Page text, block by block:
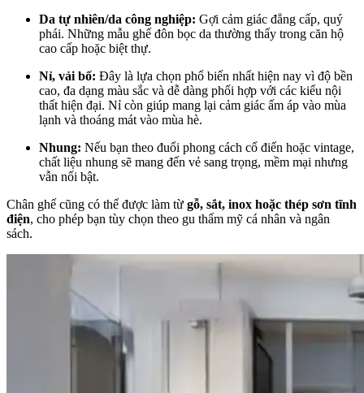
Da tự nhiên/da công nghiệp: Gợi cảm giác đẳng cấp, quý
phái. Những mẫu ghế đôn bọc da thường thấy trong căn hộ
cao cấp hoặc biệt thự.
Nỉ, vải bố: Đây là lựa chọn phổ biến nhất hiện nay vì độ bền
cao, đa dạng màu sắc và dễ dàng phối hợp với các kiểu nội
thất hiện đại. Nỉ còn giúp mang lại cảm giác ấm áp vào mùa
lạnh và thoáng mát vào mùa hè.
Nhung: Nếu bạn theo đuổi phong cách cổ điển hoặc vintage,
chất liệu nhung sẽ mang đến vẻ sang trọng, mềm mại nhưng
vẫn nổi bật.
Chân ghế cũng có thể được làm từ gỗ, sắt, inox hoặc thép sơn tĩnh
điện, cho phép bạn tùy chọn theo gu thẩm mỹ cá nhân và ngân
sách.